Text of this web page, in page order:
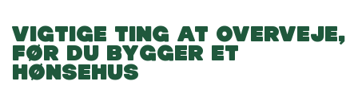
VIGTIGE TING AT OVERVEJE,
FØR DU BYGGER ET
HØNSEHUS